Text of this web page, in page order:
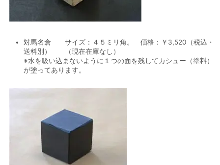
対馬名倉 サイズ：４５ミリ角。 価格：￥3,520（税込・
送料別） （現在在庫なし）
※水を吸い込まないように１つの面を残してカシュー（塗料）
が塗ってあります。